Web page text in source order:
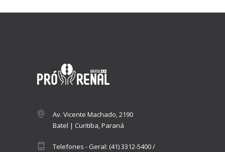
Av. Vicente Machado, 2190
Batel | Curitiba, Paraná
Telefones - Geral: (41) 3312-5400/